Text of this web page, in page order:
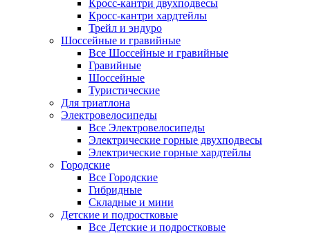
Кросс-кантри двухподвесы
Кросс-кантри хардтейлы
Трейл и эндуро
Шоссейные и гравийные
Все Шоссейные и гравийные
Гравийные
Шоссейные
Туристические
Для триатлона
Электровелосипеды
Все Электровелосипеды
Электрические горные двухподвесы
Электрические горные хардтейлы
Городские
Все Городские
Гибридные
Складные и мини
Детские и подростковые
Все Детские и подростковые